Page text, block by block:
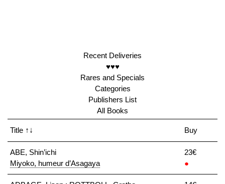
Recent Deliveries
♥♥♥
Rares and Specials
Categories
Publishers List
All Books
Title ↑↓ Buy
ABE, Shin’ichi
Miyoko, humeur d’Asagaya
23€
●